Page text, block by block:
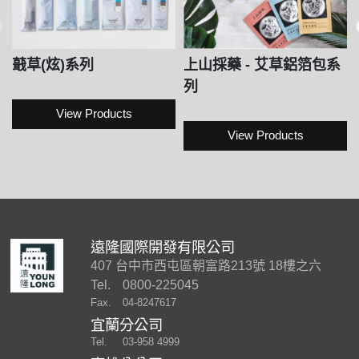
蕺草(炫)系列
View Products
上山採藥 - 艾草鋁箔包系
列
View Products
遠隆國際開發有限公司
407 台中市西屯區朝富路213號 18樓之六
Tel.
0800-225045
Fax. 04-8247617
宜蘭分公司
Tel. 03-958 4999